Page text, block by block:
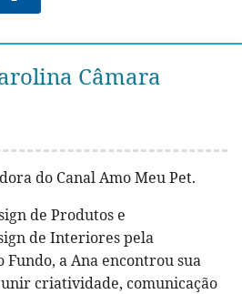
Câmara
do Canal Amo Meu Pet.
de Produtos e
de Interiores pela
Fundo, a Ana encontrou sua
criatividade, comunicação